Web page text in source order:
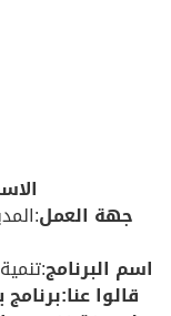
جهة العمل
اسم البرنامج
قالوا